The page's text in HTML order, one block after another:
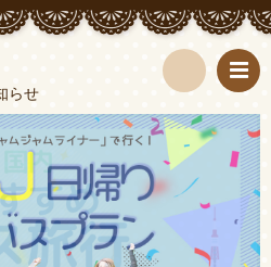
らせ
検
索